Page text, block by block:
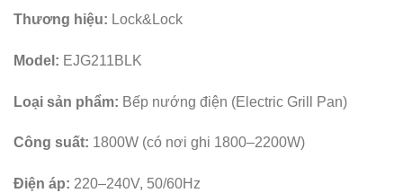
Thương hiệu: Lock&Lock
Model: EJG211BLK
Loại sản phẩm: Bếp nướng điện (Electric Grill Pan)
Công suất: 1800W (có nơi ghi 1800–2200W)
Điện áp: 220–240V, 50/60Hz